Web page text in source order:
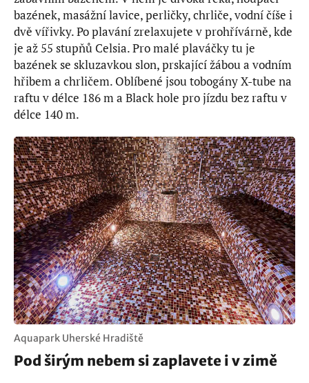
bazének, masážní lavice, perličky, chrliče, vodní číše i
dvě vířivky. Po plavání zrelaxujete v prohřívárně, kde
je až 55 stupňů Celsia. Pro malé plaváčky tu je
bazének se skluzavkou slon, prskající žábou a vodním
hřibem a chrličem. Oblíbené jsou tobogány X-tube na
raftu v délce 186 m a Black hole pro jízdu bez raftu v
délce 140 m.
Aquapark Uherské Hradiště
Pod širým nebem si zaplavete i v zimě